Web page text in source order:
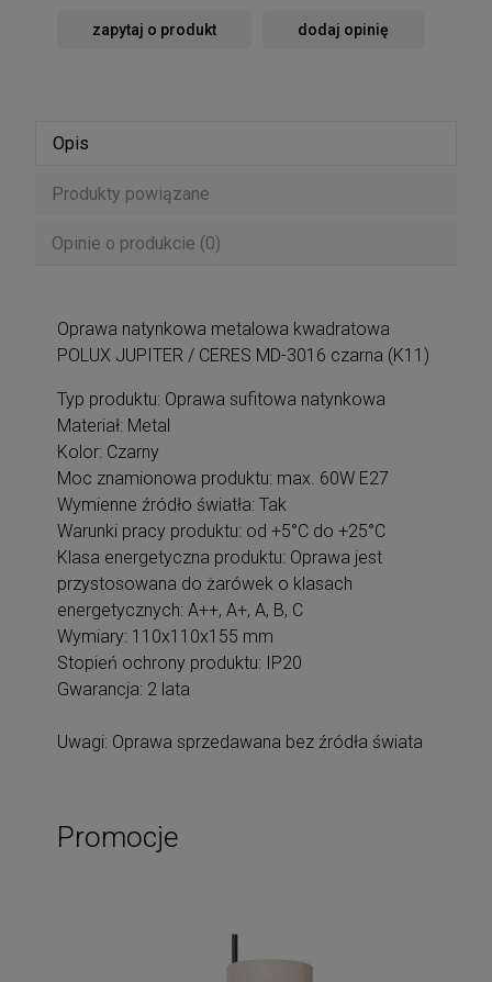
zapytaj o produkt dodaj opinię
Opis
Produkty powiązane
Opinie o produkcie (0)
Oprawa natynkowa metalowa kwadratowa
POLUX JUPITER / CERES MD-3016 czarna (K11)
Typ produktu: Oprawa sufitowa natynkowa
Materiał: Metal
Kolor: Czarny
Moc znamionowa produktu: max. 60W E27
Wymienne źródło światła: Tak
Warunki pracy produktu: od +5°C do +25°C
Klasa energetyczna produktu: Oprawa jest
przystosowana do żarówek o klasach
energetycznych: A++, A+, A, B, C
Wymiary: 110x110x155 mm
Stopień ochrony produktu: IP20
Gwarancja: 2 lata
Uwagi: Oprawa sprzedawana bez źródła świata
Promocje